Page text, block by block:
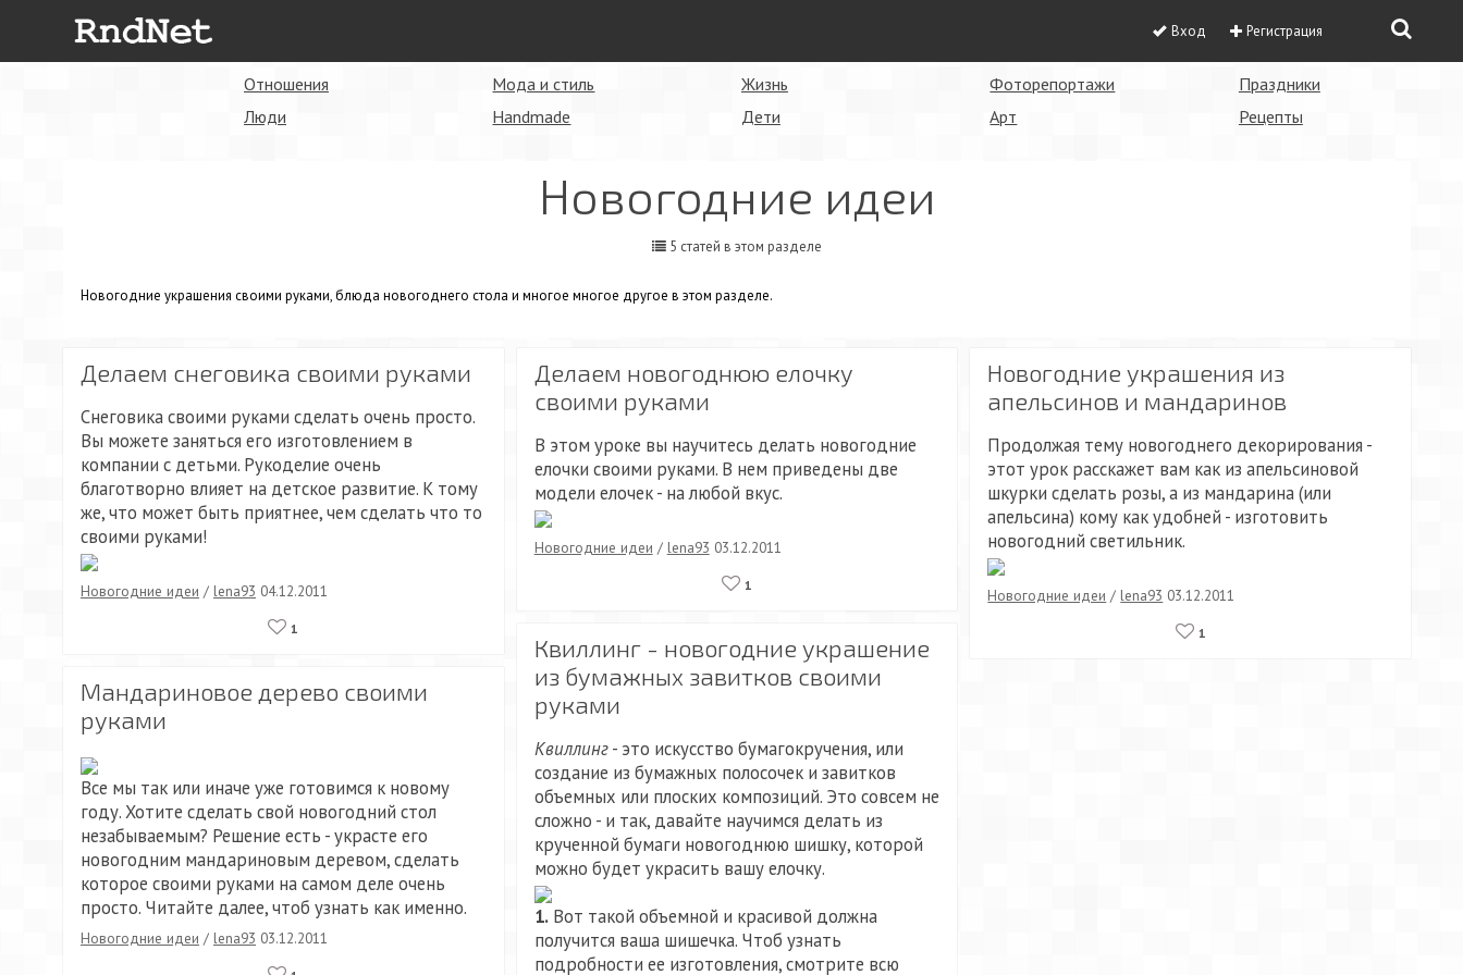
Вход Регистрация
Отношения
Люди
Мода и стиль
Handmade
Жизнь
Дети
Фоторепортажи
Арт
Праздники
Рецепты
Новогодние идеи
5 статей в этом разделе
Новогодние украшения своими руками, блюда новогоднего стола и многое многое другое в этом разделе.
Делаем снеговика своими руками
Снеговика своими руками сделать очень просто.
Вы можете заняться его изготовлением в
компании с детьми. Рукоделие очень
благотворно влияет на детское развитие. К тому
же, что может быть приятнее, чем сделать что то
своими руками!
Новогодние идеи / lena93 04.12.2011
1
Мандариновое дерево своими
руками
Все мы так или иначе уже готовимся к новому
году. Хотите сделать свой новогодний стол
незабываемым? Решение есть - украсте его
новогодним мандариновым деревом, сделать
которое своими руками на самом деле очень
просто. Читайте далее, чтоб узнать как именно.
Новогодние идеи / lena93 03.12.2011
Делаем новогоднюю елочку
своими руками
В этом уроке вы научитесь делать новогодние
елочки своими руками. В нем приведены две
модели елочек - на любой вкус.
Новогодние идеи / lena93 03.12.2011
1
Квиллинг - новогодние украшение
из бумажных завитков своими
руками
Квиллинг- это искусство бумагокручения, или
создание из бумажных полосочек и завитков
объемных или плоских композиций. Это совсем не
сложно - и так, давайте научимся делать из
крученной бумаги новогоднюю шишку, которой
можно будет украсить вашу елочку.
1.Вот такой объемной и красивой должна
получится ваша шишечка. Чтоб узнать
подробности ее изготовления, смотрите всю
Новогодние украшения из
апельсинов и мандаринов
Продолжая тему новогоднего декорирования -
этот урок расскажет вам как из апельсиновой
шкурки сделать розы, а из мандарина (или
апельсина) кому как удобней - изготовить
новогодний светильник.
Новогодние идеи / lena93 03.12.2011
1